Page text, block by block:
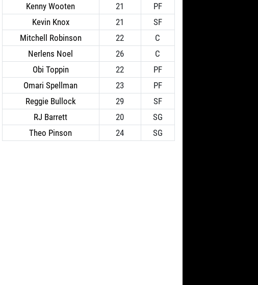
Kenny Wooten
21
PF
Kevin Knox
21
SF
Mitchell Robinson
22
C
Nerlens Noel
26
C
Obi Toppin
22
PF
Omari Spellman
23
PF
Reggie Bullock
29
SF
RJ Barrett
20
SG
Theo Pinson
24 SG